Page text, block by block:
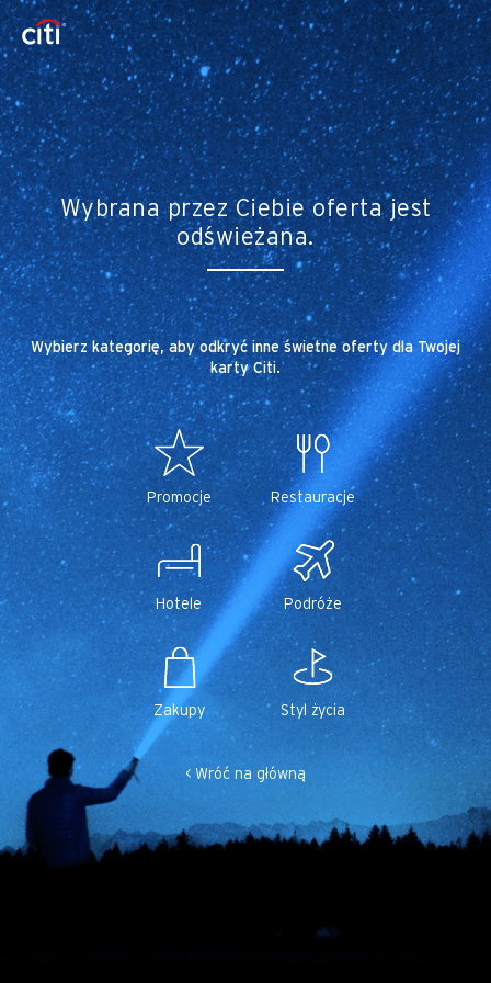
Wybrana przez Ciebie oferta jest
odświeżana.
Wybierz kategorię, aby odkryć inne świetne oferty dla Twojej
karty Citi.
Promocje Restauracje
Hotele Podróże
Zakupy Styl życia
< Wróć na główną